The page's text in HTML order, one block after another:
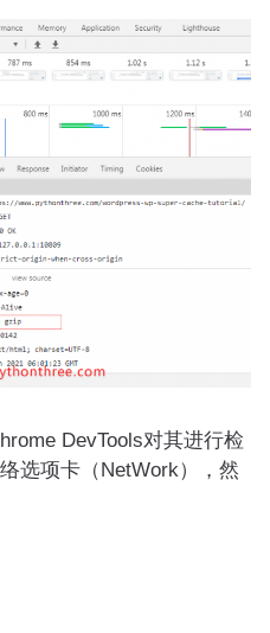
DevTools对其进行检
选项卡（NetWork），然